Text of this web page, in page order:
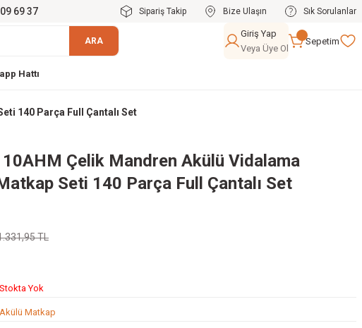
69 37 Sipariş Takip Bize Ulaşın Sık Sorulanlar
ARA
Giriş Yap
Veya Üye Ol
Sepetim
Hattı
140 Parça Full Çantalı Set
Çelik Mandren Akülü Vidalama
Seti 140 Parça Full Çantalı Set
TL
Stokta Yok
Akülü Matkap